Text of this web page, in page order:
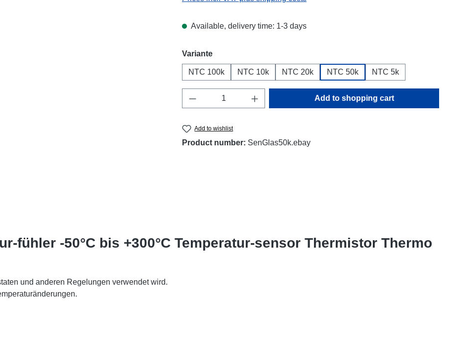
Available, delivery time: 1-3 days
Select
Variante
NTC 100k NTC 10k NTC 20k NTC 50k NTC 5k
Product Quantity: Enter the desired amount or
Add to shopping cart
Add to wishlist
Product number: SenGlas50k.ebay
fühler -50°C bis +300°C Temperatur-sensor Thermistor Thermo
und anderen Regelungen verwendet wird.